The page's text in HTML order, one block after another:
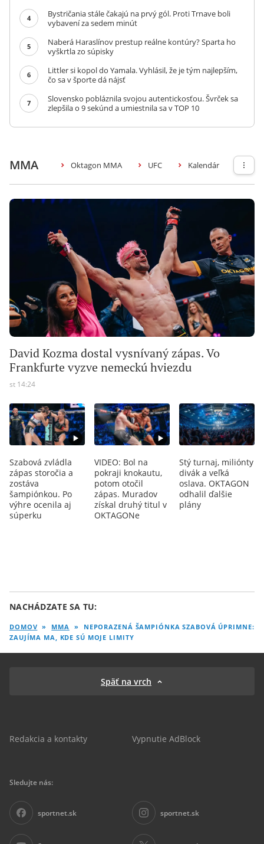
4
Bystričania stále čakajú na prvý gól. Proti Trnave boli
vybavení za sedem minút
5
Naberá Haraslínov prestup reálne kontúry? Sparta ho
vyškrtla zo súpisky
6
Littler si kopol do Yamala. Vyhlásil, že je tým najlepším,
čo sa v športe dá nájsť
7
Slovensko pobláznila svojou autentickosťou. Švrček sa
zlepšila o 9 sekúnd a umiestnila sa v TOP 10
MMA Oktagon MMA UFC Kalendár
David Kozma dostal vysnívaný zápas. Vo
Frankfurte vyzve nemeckú hviezdu
st 14:24
Szabová zvládla
zápas storočia a
zostáva
šampiónkou. Po
výhre ocenila aj
súperku
VIDEO: Bol na
pokraji knokautu,
potom otočil
zápas. Muradov
získal druhý titul v
OKTAGONe
Stý turnaj, miliónty
divák a veľká
oslava. OKTAGON
odhalil ďalšie
plány
NACHÁDZATE SA TU:
DOMOV » MMA »
NEPORAZENÁ ŠAMPIÓNKA SZABOVÁ ÚPRIMNE:
ZAUJÍMA MA, KDE SÚ MOJE LIMITY
Späť na vrch
Redakcia a kontakty Vypnutie AdBlock
Sledujte nás:
sportnet.sk sportnet.sk